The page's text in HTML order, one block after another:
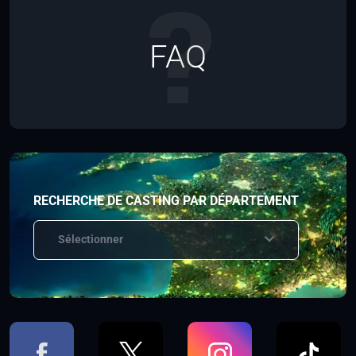
FAQ
RECHERCHE DE CASTING PAR DÉPARTEMENT
Sélectionner